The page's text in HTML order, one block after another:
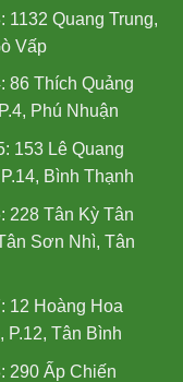
1132 Quang Trung,
Vấp
86 Thích Quảng
Phú Nhuận
153 Lê Quang
Bình Thạnh
228 Tân Kỳ Tân
Sơn Nhì, Tân
12 Hoàng Hoa
P.12, Tân Bình
290 Ấp Chiến